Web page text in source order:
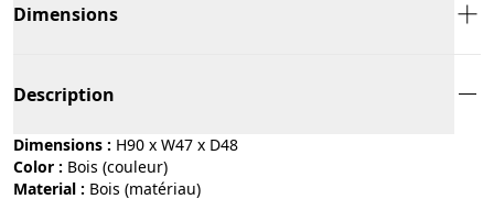
Dimensions
Description
Dimensions : H90 x W47 x D48
Color :
bois (couleur)
Material :
bois (matériau)